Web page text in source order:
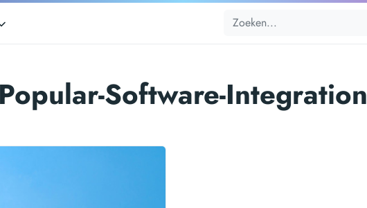
Popular-Software-Integration